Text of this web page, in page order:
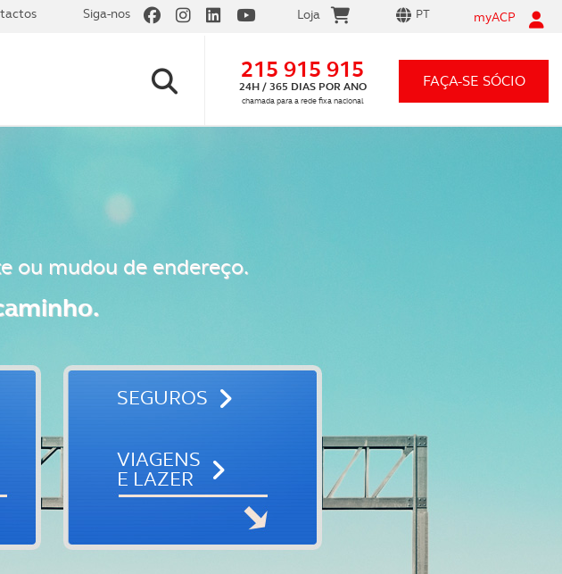
FAÇA-SE SÓCIO
Siga-nos Loja PT myACP
215 915 915
24H / 365 DIAS POR ANO
chamada para a rede fixa nacional
ou mudou de endereço.
SEGUROS
VIAGENS
E LAZER